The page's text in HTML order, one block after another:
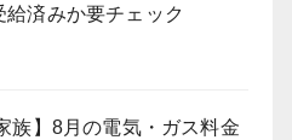
給済みか要チェック
族】8月の電気・ガス料金